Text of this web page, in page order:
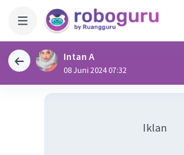
Intan A
08 Juni 2024 07:32
Iklan